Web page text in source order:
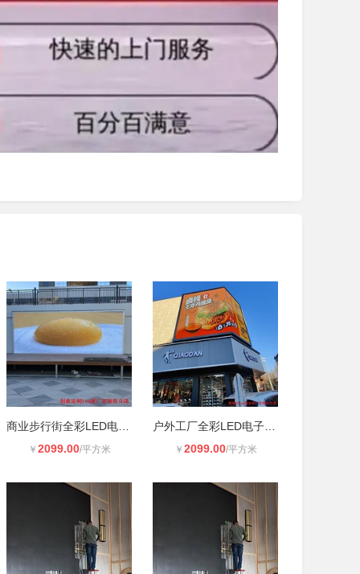
￥ 2099.00/平方米 ￥ 2099.00/平方米